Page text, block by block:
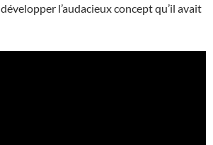
l’audacieux concept qu’il avait